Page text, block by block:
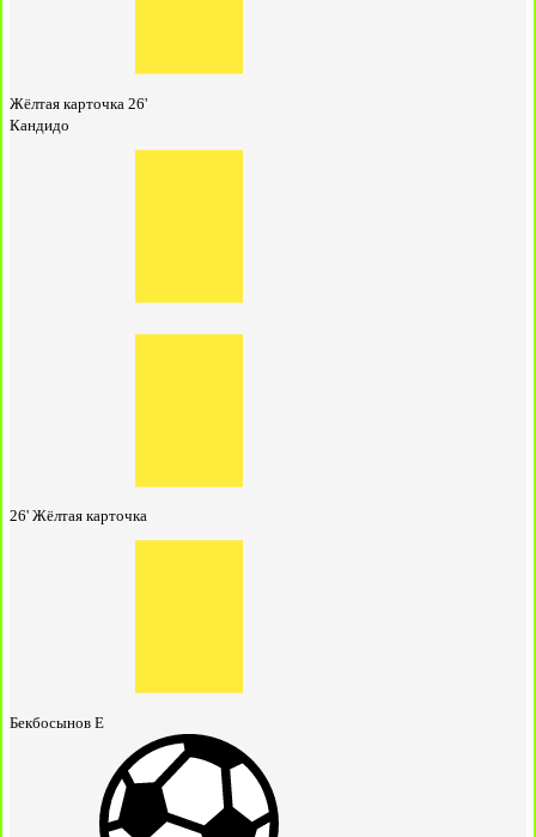
Жёлтая карточка 26'
Кандидо
26' Жёлтая карточка
Бекбосынов Е